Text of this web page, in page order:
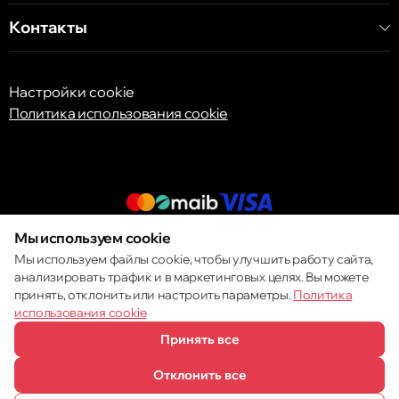
Контакты
Настройки cookie
Политика использования cookie
© 2013 – 2026 ECOM
Мы используем cookie
Мы используем файлы cookie, чтобы улучшить работу сайта,
анализировать трафик и в маркетинговых целях. Вы можете
принять, отклонить или настроить параметры.Политика
использования cookie
Принять все
Отклонить все